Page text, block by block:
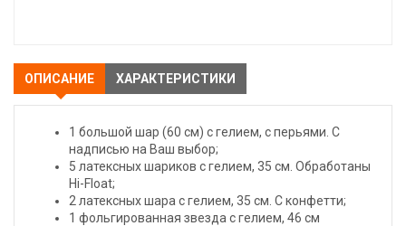
ОПИСАНИЕ ХАРАКТЕРИСТИКИ
1 большой шар (60 см) с гелием, с перьями. С
надписью на Ваш выбор;
5 латексных шариков с гелием, 35 см. Обработаны
Hi-Float;
2 латексных шара с гелием, 35 см. С конфетти;
1 фольгированная звезда с гелием, 46 см